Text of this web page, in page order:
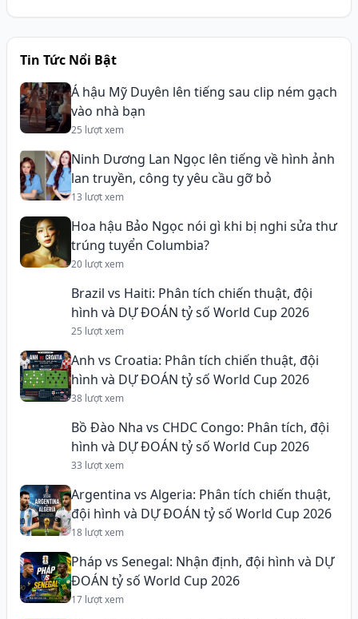
Tin Tức Nổi Bật
Á hậu Mỹ Duyên lên tiếng sau clip ném gạch
vào nhà bạn
25 lượt xem
Ninh Dương Lan Ngọc lên tiếng về hình ảnh
lan truyền, công ty yêu cầu gỡ bỏ
13 lượt xem
Hoa hậu Bảo Ngọc nói gì khi bị nghi sửa thư
trúng tuyển Columbia?
20 lượt xem
Brazil vs Haiti: Phân tích chiến thuật, đội
hình và DỰ ĐOÁN tỷ số World Cup 2026
25 lượt xem
Anh vs Croatia: Phân tích chiến thuật, đội
hình và DỰ ĐOÁN tỷ số World Cup 2026
38 lượt xem
Bồ Đào Nha vs CHDC Congo: Phân tích, đội
hình và DỰ ĐOÁN tỷ số World Cup 2026
33 lượt xem
Argentina vs Algeria: Phân tích chiến thuật,
đội hình và DỰ ĐOÁN tỷ số World Cup 2026
18 lượt xem
Pháp vs Senegal: Nhận định, đội hình và DỰ
ĐOÁN tỷ số World Cup 2026
17 lượt xem